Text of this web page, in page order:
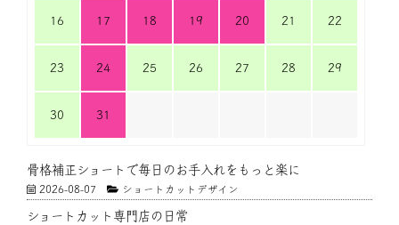
16 17 18 19 20 21 22
23 24 25 26 27 28 29
30 31
骨格補正ショートで毎日のお手入れをもっと楽に
2026-08-07 ショートカットデザイン
ショートカット専門店の日常